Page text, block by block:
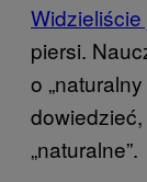
piersi.
o
„naturalne”.